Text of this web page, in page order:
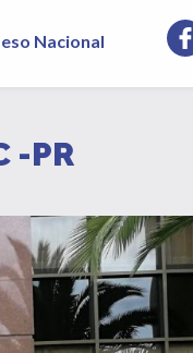
Nacional
-PR